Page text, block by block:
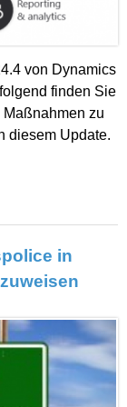
von Dynamics
finden Sie
zu
diesem Update.
in